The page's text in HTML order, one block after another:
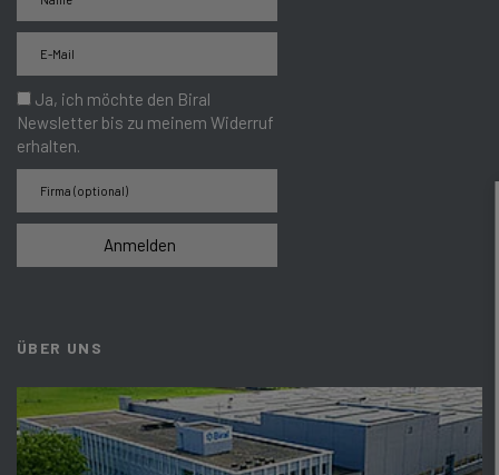
Ja, ich möchte den Biral
Newsletter bis zu meinem Widerruf
erhalten.
Anmelden
ÜBER UNS